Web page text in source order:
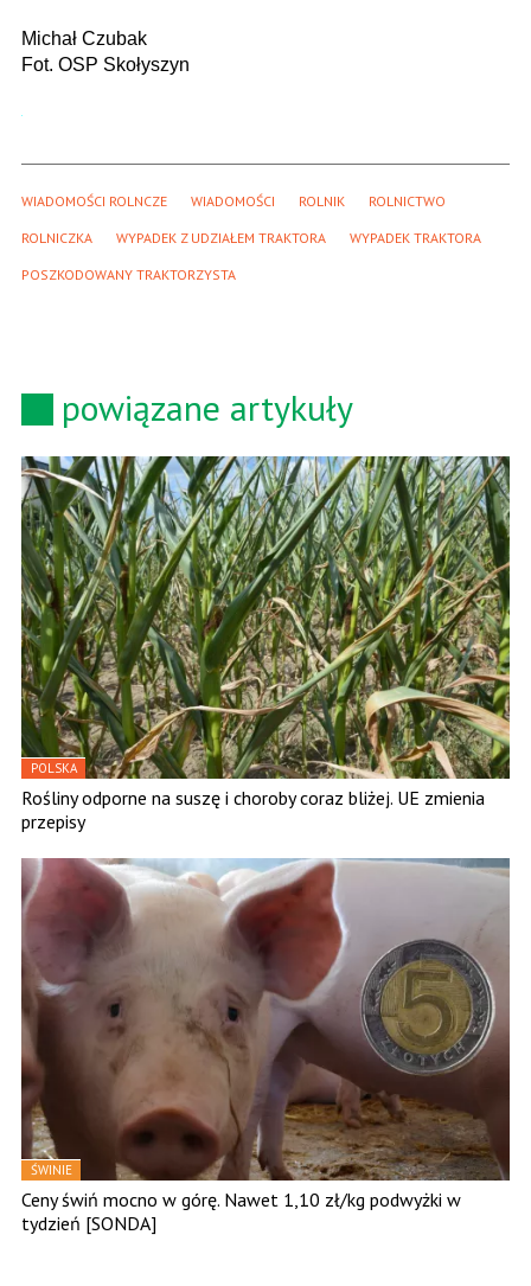
Michał Czubak
Fot. OSP Skołyszyn
WIADOMOŚCI ROLNCZE WIADOMOŚCI ROLNIK ROLNICTWO
ROLNICZKA WYPADEK Z UDZIAŁEM TRAKTORA WYPADEK TRAKTORA
POSZKODOWANY TRAKTORZYSTA
powiązane artykuły
POLSKA
Rośliny odporne na suszę i choroby coraz bliżej. UE zmienia
przepisy
ŚWINIE
Ceny świń mocno w górę. Nawet 1,10 zł/kg podwyżki w
tydzień [SONDA]